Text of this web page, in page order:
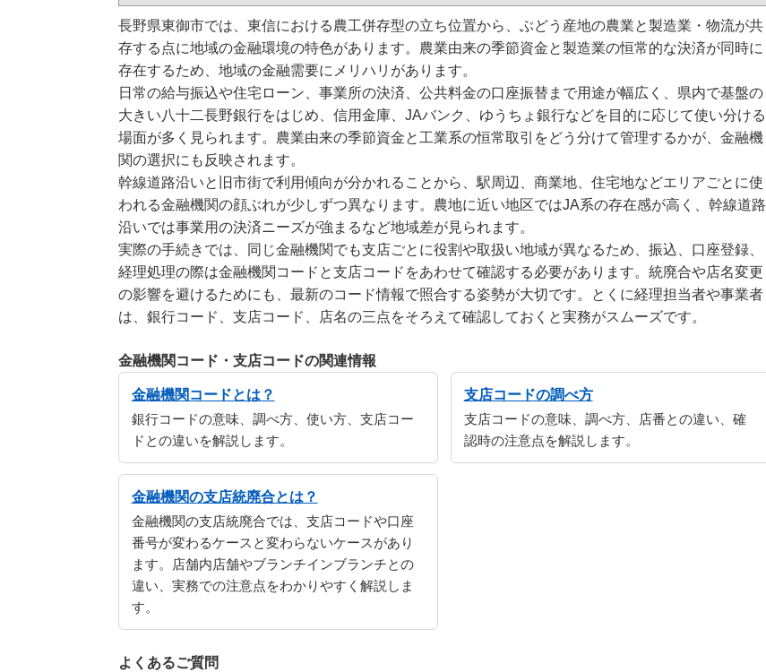
長野県東御市では、東信における農工併存型の立ち位置から、ぶどう産地の農業と製造業・物流が共
存する点に地域の金融環境の特色があります。農業由来の季節資金と製造業の恒常的な決済が同時に
存在するため、地域の金融需要にメリハリがあります。
日常の給与振込や住宅ローン、事業所の決済、公共料金の口座振替まで用途が幅広く、県内で基盤の
大きい八十二長野銀行をはじめ、信用金庫、JAバンク、ゆうちょ銀行などを目的に応じて使い分ける
場面が多く見られます。農業由来の季節資金と工業系の恒常取引をどう分けて管理するかが、金融機
関の選択にも反映されます。
幹線道路沿いと旧市街で利用傾向が分かれることから、駅周辺、商業地、住宅地などエリアごとに使
われる金融機関の顔ぶれが少しずつ異なります。農地に近い地区ではJA系の存在感が高く、幹線道路
沿いでは事業用の決済ニーズが強まるなど地域差が見られます。
実際の手続きでは、同じ金融機関でも支店ごとに役割や取扱い地域が異なるため、振込、口座登録、
経理処理の際は金融機関コードと支店コードをあわせて確認する必要があります。統廃合や店名変更
の影響を避けるためにも、最新のコード情報で照合する姿勢が大切です。とくに経理担当者や事業者
は、銀行コード、支店コード、店名の三点をそろえて確認しておくと実務がスムーズです。
金融機関コード・支店コードの関連情報
金融機関コードとは？
銀行コードの意味、調べ方、使い方、支店コー
ドとの違いを解説します。
支店コードの調べ方
支店コードの意味、調べ方、店番との違い、確
認時の注意点を解説します。
金融機関の支店統廃合とは？
金融機関の支店統廃合では、支店コードや口座
番号が変わるケースと変わらないケースがあり
ます。店舗内店舗やブランチインブランチとの
違い、実務での注意点をわかりやすく解説しま
す。
よくあるご質問